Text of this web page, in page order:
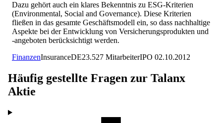
Dazu gehört auch ein klares Bekenntnis zu ESG-Kriterien
(Environmental, Social and Governance). Diese Kriterien
fließen in das gesamte Geschäftsmodell ein, so dass nachhaltige
Aspekte bei der Entwicklung von Versicherungsprodukten und
-angeboten berücksichtigt werden.
FinanzenInsuranceDE23.527 MitarbeiterIPO 02.10.2012
Häufig gestellte Fragen zur Talanx
Aktie